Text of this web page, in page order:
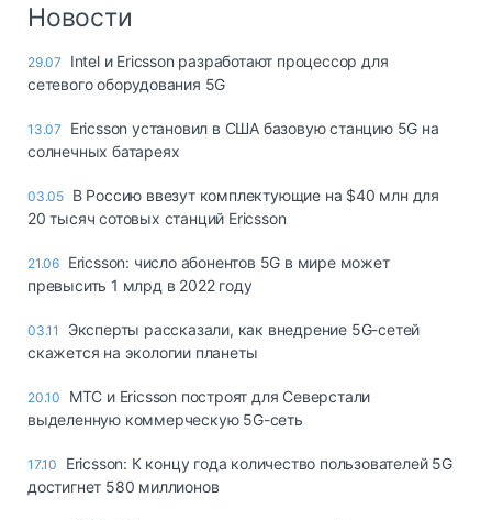
опасные грузы
страхование
Склады и
грузовые
Коммерческий
транспорт
Спецтехника
запчасти, шины
Топливо, масла и
Новости
29.07
Intel и Ericsson разработают процессор для
сетевого оборудования 5G
13.07
Ericsson установил в США базовую станцию 5G на
солнечных батареях
03.05 В Россию ввезут комплектующие на $40 млн для
20 тысяч сотовых станций Ericsson
21.06 Ericsson: число абонентов 5G в мире может
превысить 1 млрд в 2022 году
03.11
Эксперты рассказали, как внедрение 5G-сетей
скажется на экологии планеты
20.10
МТС и Ericsson построят для Северстали
выделенную коммерческую 5G-сеть
17.10
Ericsson: К концу года количество пользователей 5G
достигнет 580 миллионов